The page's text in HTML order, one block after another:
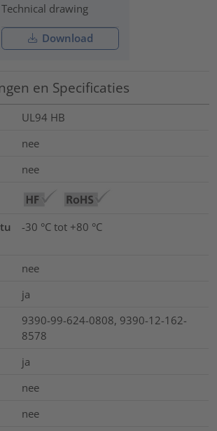
Technical drawing
Download
en Specificaties
UL94 HB
nee
nee
-30 °C tot +80 °C
nee
ja
9390-99-624-0808, 9390-12-162-
8578
ja
nee
nee